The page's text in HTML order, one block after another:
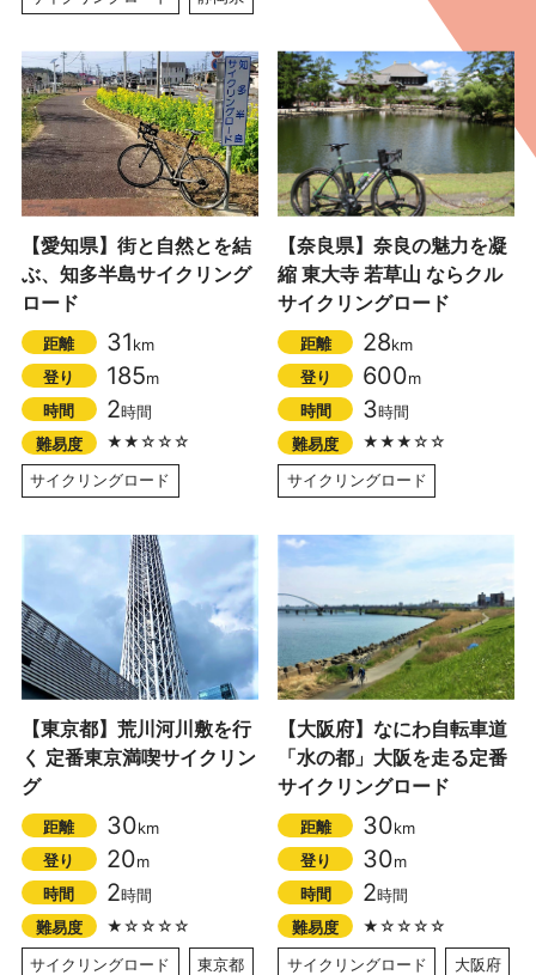
【愛知県】街と自然とを結
ぶ、知多半島サイクリング
ロード
距離 31km
登り
185m
時間
2時間
難易度
★★☆☆☆
サイクリングロード
【奈良県】奈良の魅力を凝
縮 東大寺 若草山 ならクル
サイクリングロード
距離 28km
登り
600m
時間
3時間
難易度
★★★☆☆
サイクリングロード
【東京都】荒川河川敷を行
く 定番東京満喫サイクリン
グ
距離 30km
登り
20m
時間
2時間
難易度
★☆☆☆☆
サイクリングロード
東京都
【大阪府】なにわ自転車道
「水の都」大阪を走る定番
サイクリングロード
距離 30km
登り
30m
時間
2時間
難易度
★☆☆☆☆
サイクリングロード
大阪府